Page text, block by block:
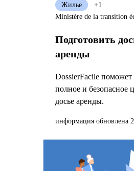
Подготовить
аренды
DossierFacile поможет
полное и безопасное
досье аренды.
Жилье
+1